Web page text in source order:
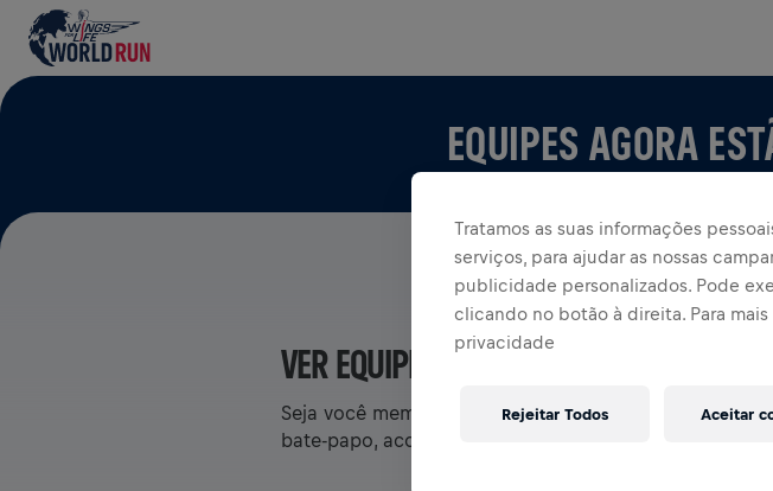
EQUIPES AGORA
VER EQUIPES NO APP
Seja você membro de uma equipe ou crie a sua
bate-papo, acompanhe sua classificação e celebre
Tratamos as suas informações
serviços, para ajudar as nossas
publicidade personalizados. Pode
clicando no botão à direita. Para
privacidade
Rejeitar Todos Aceitar